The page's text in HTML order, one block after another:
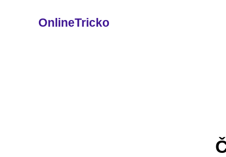
OnlineTricko